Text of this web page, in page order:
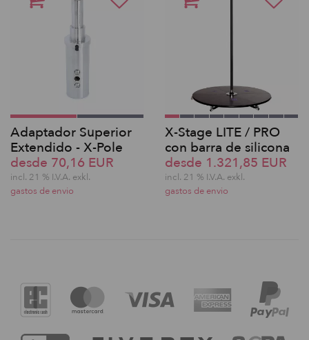
Adaptador Superior
Extendido - X-Pole
desde 70,16 EUR
incl. 21 % I.V.A. exkl.
gastos de envio
X-Stage LITE / PRO
con barra de silicona
desde 1.321,85 EUR
incl. 21 % I.V.A. exkl.
gastos de envio